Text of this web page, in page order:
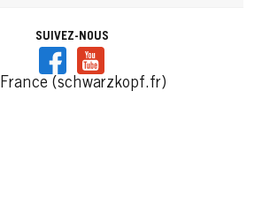
SUIVEZ-NOUS
France (schwarzkopf.fr)